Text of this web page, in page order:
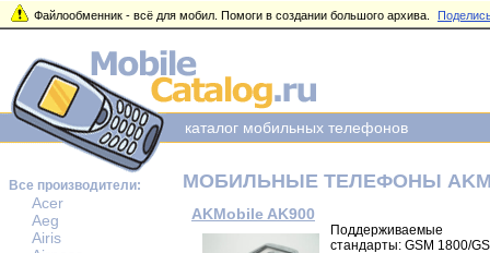
Файлообменник - всё для мобил. Помоги в создании большого архива.
Все производители:
Acer
Aeg
Airis
каталог мобильных телефонов
МОБИЛЬНЫЕ ТЕЛЕФОНЫ
AKMobile AK900
Поддерживаемые
стандарты: GSM 1800/